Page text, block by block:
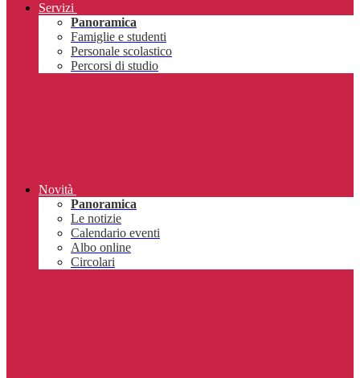
Servizi
Panoramica
Famiglie e studenti
Personale scolastico
Percorsi di studio
Novità
Panoramica
Le notizie
Calendario eventi
Albo online
Circolari